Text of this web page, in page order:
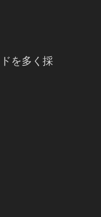
を多く採